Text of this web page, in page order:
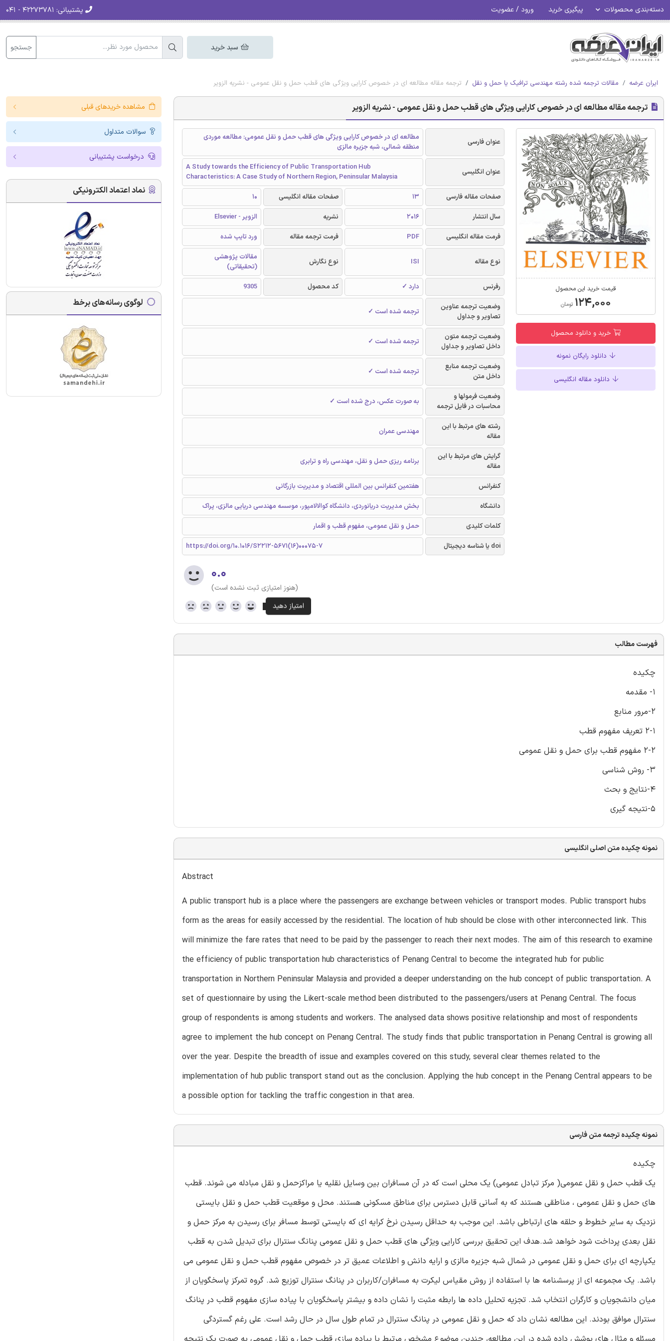
دسته‌بندی محصولات پیگیری خرید ورود / عضویت پشتیبانی:
سبد خرید جستجو
ایران عرضه مقالات ترجمه شده رشته مهندسی ترافیک یا حمل و نقل ترجمه مقاله مطالعه ای در خصوص کارایی ویژگی های قطب حمل و نقل عمومی - نشریه الزویر
ترجمه مقاله مطالعه ای در خصوص کارایی ویژگی های قطب حمل و نقل عمومی - نشریه الزویر
قیمت خرید این محصول
۱۲۴,۰۰۰ تومان
خرید و دانلود محصول
دانلود رایگان نمونه
دانلود مقاله انگلیسی
عنوان فارسی
مطالعه ای در خصوص کارایی ویژگی های قطب حمل و نقل عمومی: مطالعه موردی
منطقه شمالی، شبه جزیره مالزی
عنوان انگلیسی
A Study towards the Efficiency of Public Transportation Hub
Characteristics: A Case Study of Northern Region, Peninsular Malaysia
صفحات مقاله فارسی
13 صفحات مقاله انگلیسی
10
سال انتشار
2016 نشریه
الزویر - Elsevier
فرمت مقاله انگلیسی
PDF فرمت ترجمه مقاله ورد تایپ شده
نوع مقاله ISI نوع نگارش
مقالات پژوهشی
(تحقیقاتی)
رفرنس
دارد ✓ کد محصول
9305
وضعیت ترجمه عناوین
تصاویر و جداول
ترجمه شده است ✓
وضعیت ترجمه متون
داخل تصاویر و جداول
ترجمه شده است ✓
وضعیت ترجمه منابع
داخل متن
ترجمه شده است ✓
وضعیت فرمولها و
محاسبات در فایل ترجمه
به صورت عکس، درج شده است ✓
رشته های مرتبط با این
مقاله
مهندسی عمران
گرایش های مرتبط با این
مقاله
برنامه ریزی حمل و نقل، مهندسی راه و ترابری
کنفرانس
هفتمین کنفرانس بین المللی اقتصاد و مدیریت بازرگانی
دانشگاه
بخش مدیریت دریانوردی، دانشگاه کوالالامپور، موسسه مهندسی دریایی مالزی، پراک
کلمات کلیدی
حمل و نقل عمومی، مفهوم قطب و اقمار
doi یا شناسه دیجیتال
https://doi.org/10.1016/S2212-5671(16)00075-7
۰.۰
(هنوز امتیازی ثبت نشده است)
فهرست مطالب
چکیده
1- مقدمه
2-مرور منابع
2-1 تعریف مفهوم قطب
2-2 مفهوم قطب برای حمل و نقل عمومی
3- روش شناسی
4-نتایج و بحث
5-نتیجه گیری
نمونه چکیده متن اصلی انگلیسی
Abstract
A public transport hub is a place where the passengers are exchange between vehicles or transport modes. Public transport hubs
form as the areas for easily accessed by the residential. The location of hub should be close with other interconnected link. This
will minimize the fare rates that need to be paid by the passenger to reach their next modes. The aim of this research to examine
the efficiency of public transportation hub characteristics of Penang Central to become the integrated hub for public
transportation in Northern Peninsular Malaysia and provided a deeper understanding on the hub concept of public transportation. A
set of questionnaire by using the Likert-scale method been distributed to the passengers/users at Penang Central. The focus
group of respondents is among students and workers. The analysed data shows positive relationship and most of respondents
agree to implement the hub concept on Penang Central. The study finds that public transportation in Penang Central is growing all
over the year. Despite the breadth of issue and examples covered on this study, several clear themes related to the
implementation of hub public transport stand out as the conclusion. Applying the hub concept in the Penang Central appears to be
a possible option for tackling the traffic congestion in that area.
نمونه چکیده ترجمه متن فارسی
چکیده
یک قطب حمل و نقل عمومی( مرکز تبادل عمومی) یک محلی است که در آن مسافران بین وسایل نقلیه یا مراکزحمل و نقل مبادله می شوند. قطب
های حمل و نقل عمومی ، مناطقی هستند که به آسانی قابل دسترس برای مناطق مسکونی هستند. محل و موقعیت قطب حمل و نقل بایستی
نزدیک به سایر خطوط و حلقه های ارتباطی باشد. این موجب به حداقل رسیدن نرخ کرایه ای که بایستی توسط مسافر برای رسیدن به مرکز حمل و
نقل بعدی پرداخت شود خواهد شد.هدف این تحقیق بررسی کارایی ویژگی های قطب حمل و نقل عمومی پنانگ سنترال برای تبدیل شدن به قطب
یکپارچه ای برای حمل و نقل عمومی در شمال شبه جزیره مالزی و ارایه دانش و اطلاعات عمیق تر در خصوص مفهوم قطب حمل و نقل عمومی می
باشد. یک مجموعه ای از پرسشنامه ها با استفاده از روش مقیاس لیکرت به مسافران/کاربران در پنانگ سنترال توزیع شد. گروه تمرکز پاسخگویان از
میان دانشجویان و کارگران انتخاب شد. تجزیه تحلیل داده ها رابطه مثبت را نشان داده و بیشتر پاسخگویان با پیاده سازی مفهوم قطب در پنانگ
سنترال موافق بودند. این مطالعه نشان داد که حمل و نقل عمومی در پنانگ سنترال در تمام طول سال در حال رشد است. علی رغم گستردگی
مشاهده خریدهای قبلی
سوالات متداول
درخواست پشتیبانی
نماد اعتماد الکترونیکی
لوگوی رسانه‌های برخط